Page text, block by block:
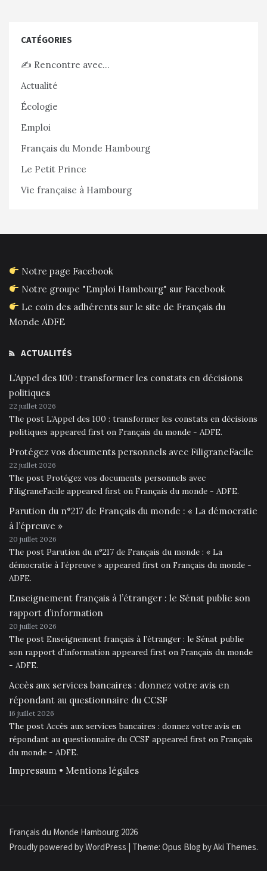
CATÉGORIES
✍️ Rencontre avec…
Actualité
Écologie
Emploi
Français du Monde Hambourg
Le Petit Prince
Vie française à Hambourg
Notre page Facebook
Notre groupe "Emploi Hambourg" sur Facebook
Le coin des adhérents sur le site de Français du
Monde ADFE
ACTUALITÉS
L’Appel des 100 : transformer les constats en décisions
politiques
22 juillet 2026
The post L’Appel des 100 : transformer les constats en décisions
politiques appeared first on Français du monde - ADFE.
Protégez vos documents personnels avec FiligraneFacile
22 juillet 2026
The post Protégez vos documents personnels avec
FiligraneFacile appeared first on Français du monde - ADFE.
Parution du n°217 de Français du monde : « La démocratie
à l’épreuve »
20 juillet 2026
The post Parution du n°217 de Français du monde : « La
démocratie à l’épreuve » appeared first on Français du monde -
ADFE.
Enseignement français à l’étranger : le Sénat publie son
rapport d’information
20 juillet 2026
The post Enseignement français à l’étranger : le Sénat publie
son rapport d’information appeared first on Français du monde
- ADFE.
Accès aux services bancaires : donnez votre avis en
répondant au questionnaire du CCSF
16 juillet 2026
The post Accès aux services bancaires : donnez votre avis en
répondant au questionnaire du CCSF appeared first on Français
du monde - ADFE.
Impressum • Mentions légales
Français du Monde Hambourg 2026
Proudly powered by WordPress | Theme: Opus Blog byAki Themes.